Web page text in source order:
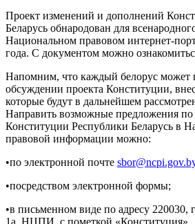
Проект изменений и дополнений
Беларусь обнародован для
Национальном правовом интернет-
года. С документом можно
Напомним, что каждый белорус может
обсуждении проекта Конституции,
которые будут в дальнейшем
Направить возможные предложения
Конституции Республики Беларусь в
правовой информации можно:
•по электронной почте
•посредством электронной формы;
•в письменном виде по адресу 220030,